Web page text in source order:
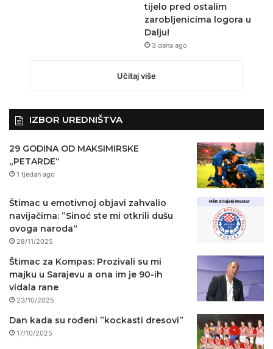
tijelo pred ostalim
zarobljenicima logora u
Dalju!
3 dana ago
Učitaj više
IZBOR UREDNIŠTVA
29 GODINA OD MAKSIMIRSKE
„PETARDE“
1 tjedan ago
Štimac u emotivnoj objavi zahvalio
navijačima: ”Sinoć ste mi otkrili dušu
ovoga naroda“
28/11/2025
Štimac za Kompas: Prozivali su mi
majku u Sarajevu a ona im je 90-ih
vidala rane
23/10/2025
Dan kada su rođeni ”kockasti dresovi”
17/10/2025